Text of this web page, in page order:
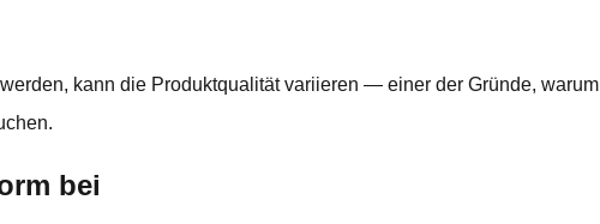
kann die Produktqualität variieren — einer der Gründe, warum
bei